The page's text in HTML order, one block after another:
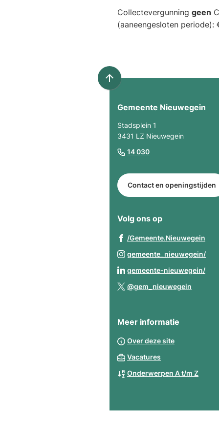
Collectevergunning geen
(aaneengesloten periode):
Scroll
boven
het
van
paginainhoud
Gemeente Nieuwegein
Stadsplein 1
3431 LZ Nieuwegein
14 030(Verwijst
een
telefoonnummer)
Contact en openingstijden
Volg ons op
/Gemeente.Nieuwegein
gemeente_nieuwegein/
gemeente-nieuwegein/
@gem_nieuwegein
Meer informatie
Over deze site
Vacatures
Onderwerpen A t/m Z